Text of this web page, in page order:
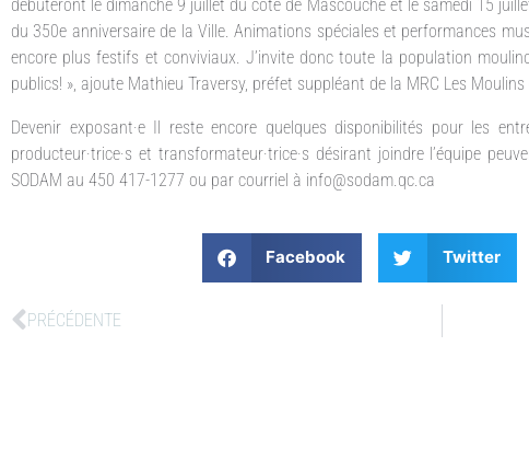
débuteront le dimanche 9 juillet du côté de Mascouche et le samedi 15
du 350e anniversaire de la Ville. Animations spéciales et performances
encore plus festifs et conviviaux. J’invite donc toute la population
publics! », ajoute Mathieu Traversy, préfet suppléant de la MRC Les Moulins
Devenir exposant·e Il reste encore quelques disponibilités pour les
producteur·trice·s et transformateur·trice·s désirant joindre l’équipe
SODAM au 450 417-1277 ou par courriel à info@sodam.qc.ca
Facebook Twitter
PRÉCÉDENTE